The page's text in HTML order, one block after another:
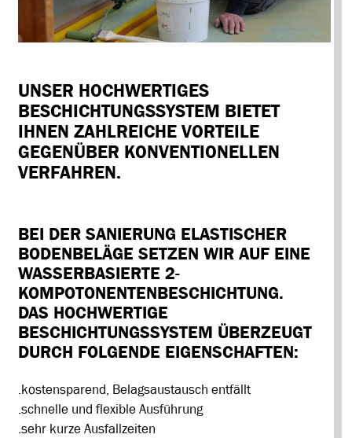
UNSER HOCHWERTIGES
BESCHICHTUNGSSYSTEM BIETET
IHNEN ZAHLREICHE VORTEILE
GEGENÜBER KONVENTIONELLEN
VERFAHREN.
BEI DER SANIERUNG ELASTISCHER
BODENBELÄGE SETZEN WIR AUF EINE
WASSERBASIERTE 2-
KOMPOTONENTENBESCHICHTUNG.
DAS HOCHWERTIGE
BESCHICHTUNGSSYSTEM ÜBERZEUGT
DURCH FOLGENDE EIGENSCHAFTEN:
.kostensparend, Belagsaustausch entfällt
.schnelle und flexible Ausführung
.sehr kurze Ausfallzeiten